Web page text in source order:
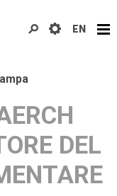
DEL
EN